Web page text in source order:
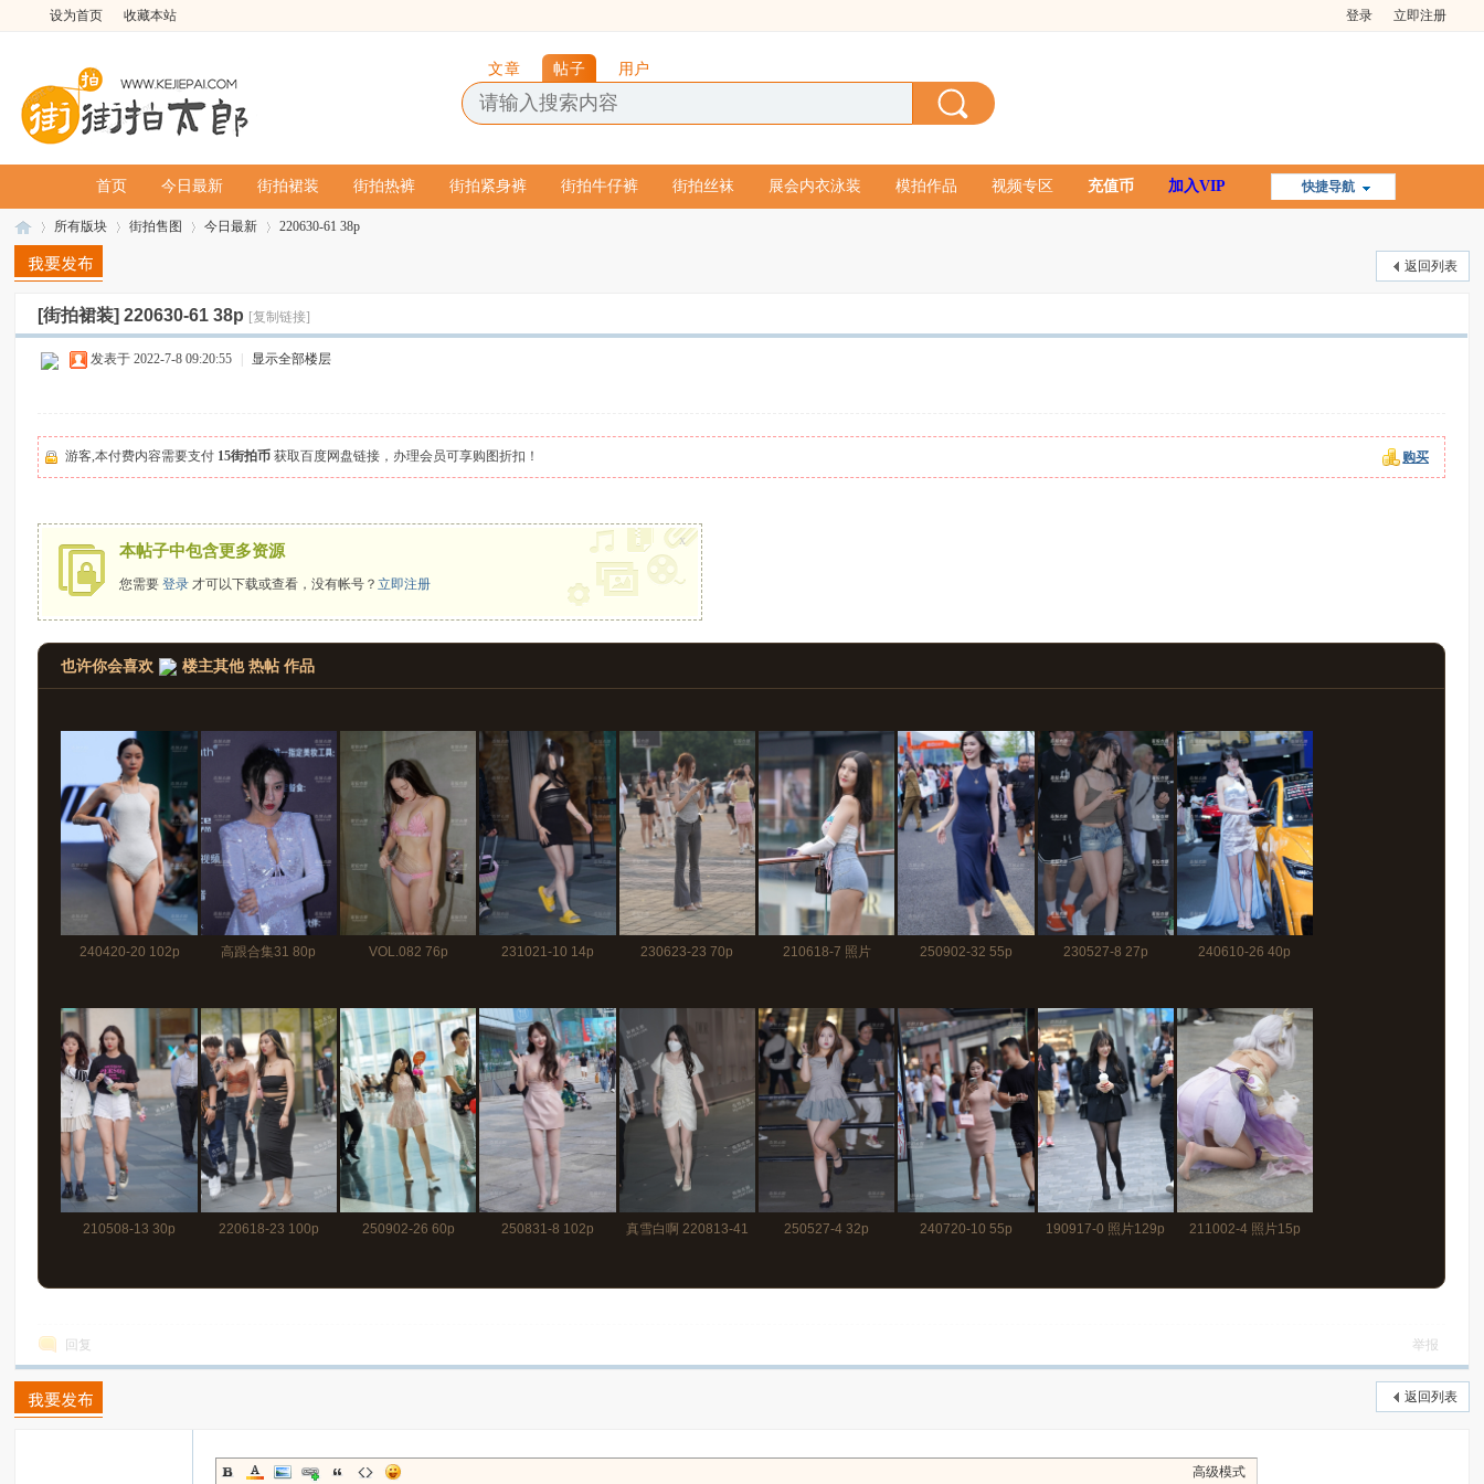
设为首页 收藏本站 登录 立即注册
文章 帖子 用户
快捷导航
首页 今日最新 街拍裙装 街拍热裤 街拍紧身裤 街拍牛仔裤 街拍丝袜 展会内衣泳装 模拍作品 视频专区 充值币 加入VIP
»
所有版块
›
街拍售图
›
今日最新
›
220630-61 38p
返回列表
[街拍裙装]220630-61 38p [复制链接]
发表于 2022-7-8 09:20:55 显示全部楼层
游客,本付费内容需要支付 15街拍币 获取百度网盘链接，办理会员可享购图折扣！ 购买
本帖子中包含更多资源
您需要登录 才可以下载或查看，没有帐号？立即注册
x
也许你会喜欢 楼主其他 热帖 作品
240420-20 102p 高跟合集31 80p VOL.082 76p 231021-10 14p 230623-23 70p 210618-7 照片 250902-32 55p 230527-8 27p 240610-26 40p
210508-13 30p 220618-23 100p 250902-26 60p 250831-8 102p 真雪白啊 220813-41 250527-4 32p 240720-10 55p 190917-0 照片129p 211002-4 照片15p
回复 举报
返回列表
高级模式